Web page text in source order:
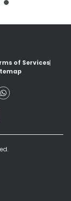
of Services